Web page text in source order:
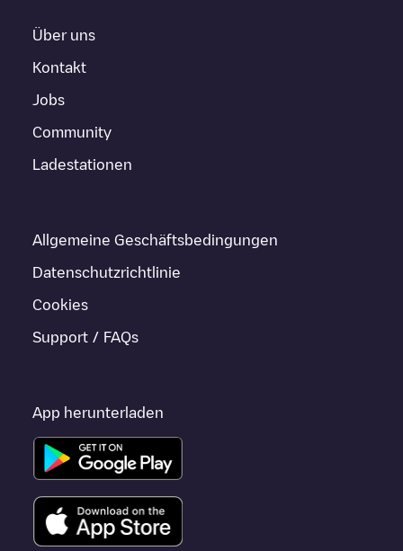
Über uns
Kontakt
Jobs
Community
Ladestationen
Allgemeine Geschäftsbedingungen
Datenschutzrichtlinie
Cookies
Support / FAQs
App herunterladen